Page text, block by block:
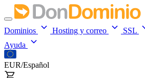
Dominios Hosting y correo SSL
Ayuda
EUR/Español